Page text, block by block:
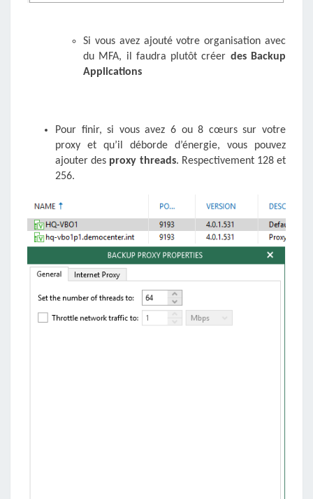
Si vous avez ajouté votre organisation avec
du MFA, il faudra plutôt créer des Backup
Applications
Pour finir, si vous avez 6 ou 8 cœurs sur votre
proxy et qu’il déborde d’énergie, vous pouvez
ajouter des proxy threads. Respectivement 128 et
256.